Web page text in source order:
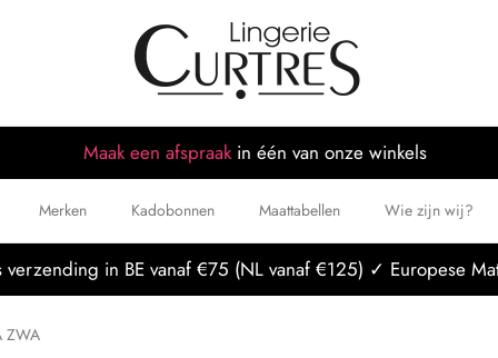
Maak een afspraakin één van onze winkels
Merken Kadobonnen Maattabellen Wie zijn wij?
in BE vanaf €75 (NL vanaf €125) ✓ Europese
ZWA